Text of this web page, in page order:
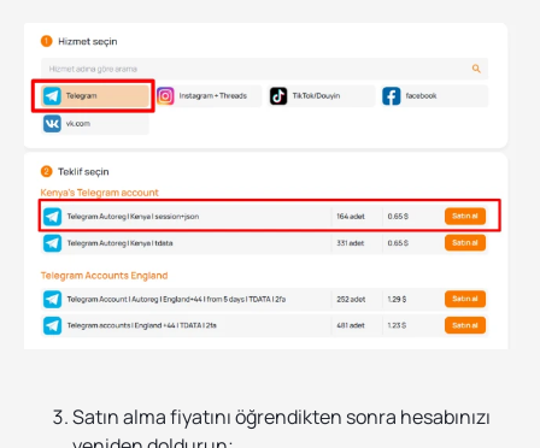
Satın alma fiyatını öğrendikten sonra hesabınızı